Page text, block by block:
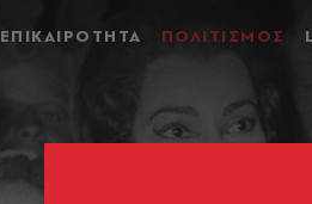
ΕΠΙΚΑΙΡΟΤΗΤΑ ΠΟΛΙΤΙΣΜΟΣ